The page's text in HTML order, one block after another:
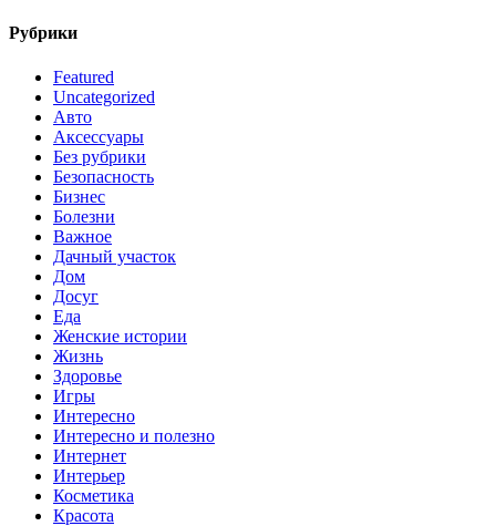
Рубрики
Featured
Uncategorized
Авто
Аксессуары
Без рубрики
Безопасность
Бизнес
Болезни
Важное
Дачный участок
Дом
Досуг
Еда
Женские истории
Жизнь
Здоровье
Игры
Интересно
Интересно и полезно
Интернет
Интерьер
Косметика
Красота